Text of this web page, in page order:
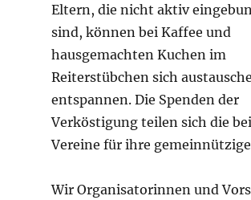
Eltern, die nicht aktiv
sind, können bei Kaffee und
hausgemachten Kuchen im
Reiterstübchen sich
entspannen. Die Spenden der
Verköstigung teilen sich die
Vereine für ihre
Wir Organisatorinnen und